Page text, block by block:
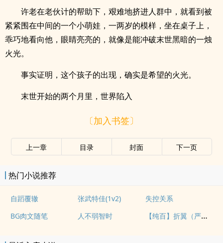
许老在老伙计的帮助下，艰难地挤进人群中，就看到被
紧紧围在中间的一个小萌娃，一两岁的模样，坐在桌子上，
乖巧地看向他，眼睛亮亮的，就像是能冲破末世黑暗的一烛
火光。
事实证明，这个孩子的出现，确实是希望的火光。
末世开始的两个月里，世界陷入
〔加入书签〕
上一章 目录 封面 下一页
热门小说推荐
自蹈覆辙 张武特佳(1v2)
失控关系
BG肉文随笔
人不弱智时 【纯百】折翼（严厉上司是小鸟）